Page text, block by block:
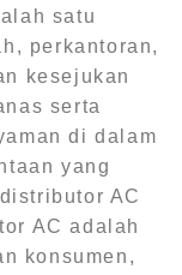
satu
perkantoran,
kesejukan
serta
di dalam
yang
AC
AC adalah
konsumen,